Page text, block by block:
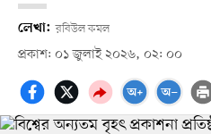
লেখা: রবিউল কমল
প্রকাশ: ০১ জুলাই ২০২৬, ০২: ০০